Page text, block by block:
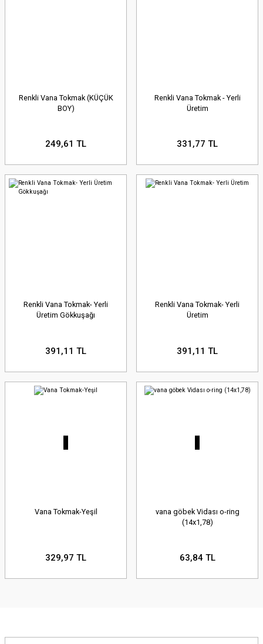
Renkli Vana Tokmak (KÜÇÜK
BOY)
249,61 TL
Renkli Vana Tokmak - Yerli
Üretim
331,77 TL
Renkli Vana Tokmak- Yerli
Üretim Gökkuşağı
391,11 TL
Renkli Vana Tokmak- Yerli
Üretim
391,11 TL
Vana Tokmak-Yeşil
329,97 TL
vana göbek Vidası o-ring
(14x1,78)
63,84 TL